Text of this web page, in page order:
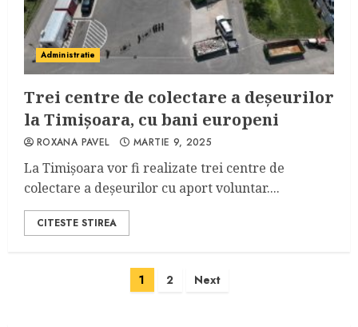
Administratie
Trei centre de colectare a deșeurilor
la Timișoara, cu bani europeni
ROXANA PAVEL MARTIE 9, 2025
La Timișoara vor fi realizate trei centre de
colectare a deșeurilor cu aport voluntar....
CITESTE STIREA
Paginație
1 2 Next